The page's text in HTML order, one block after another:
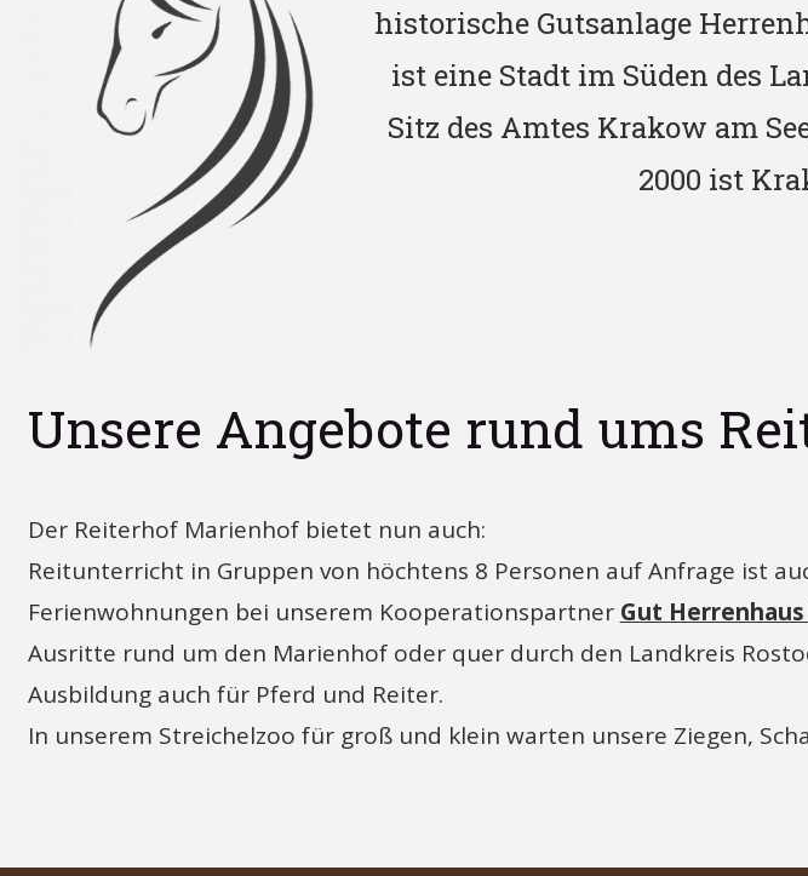
historische Gutsanlage
ist eine Stadt im Süden des
Sitz des Amtes Krakow am
2000 ist
Unsere Angebote rund ums
Der Reiterhof Marienhof bietet nun auch:
Reitunterricht in Gruppen von höchtens 8 Personen auf Anfrage ist
Ferienwohnungen bei unserem Kooperationspartner Gut
Ausritte rund um den Marienhof oder quer durch den Landkreis
Ausbildung auch für Pferd und Reiter.
In unserem Streichelzoo für groß und klein warten unsere Ziegen,